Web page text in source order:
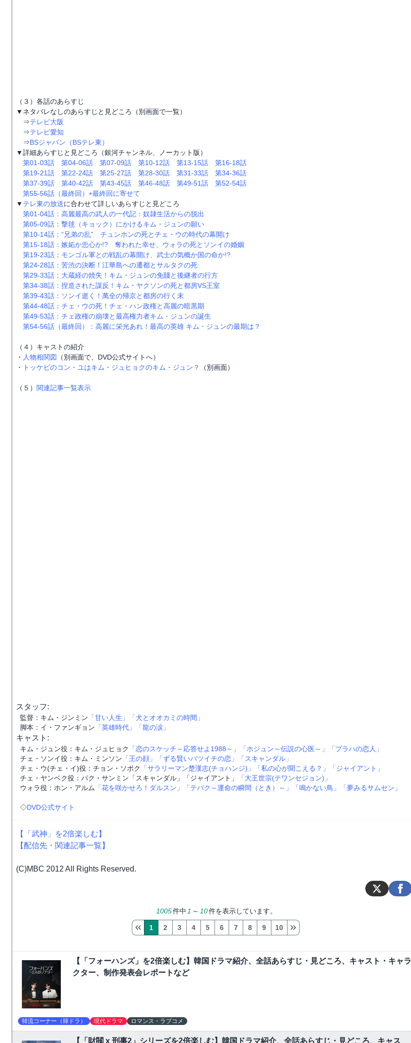
（３）各話のあらすじ
▼ネタバレなしのあらすじと見どころ（別画面で一覧）
⇒テレビ大阪
⇒テレビ愛知
⇒BSジャパン（BSテレ東）
▼詳細あらすじと見どころ（銀河チャンネル、ノーカット版）
第01-03話
第04-06話 第07-09話 第10-12話 第13-15話
第16-18話
第19-21話
第22-24話 第25-27話 第28-30話 第31-33話
第34-36話
第37-39話
第40-42話 第43-45話 第46-48話 第49-51話
第52-54話
第55-56話（最終回）+最終回に寄せて
▼ テレ東の放送に合わせて詳しいあらすじと見どころ
第01‐04話：高麗最高の武人の一代記：奴隷生活からの脱出
第05-09話：撃毬（キョック）にかけるキム・ジュンの願い
第10-14話：“兄弟の乱” チュンホンの死とチェ・ウの時代の幕開け
第15-18話：嫉妬か忠心か!? 奪われた幸せ、ウォラの死とソンイの婚姻
第19-23話：モンゴル軍との戦乱の幕開け、武士の気概か国の命か!?
第24-28話：苦渋の決断！江華島への遷都とサルタクの死
第29-33話：大蔵経の焼失！キム・ジュンの免賤と後継者の行方
第34-38話：捏造された謀反！キム・ヤクソンの死と都房VS王室
第39-43話：ソンイ逝く！萬全の帰京と都房の行く末
第44-48話：チェ・ウの死！チェ・ハン政権と高麗の暗黒期
第49-53話：チェ政権の崩壊と最高権力者キム・ジュンの誕生
第54-56話（最終回）：高麗に栄光あれ！最高の英雄 キム・ジュンの最期は？
（４）キャストの紹介
・ 人物相関図
（別画面で、DVD公式サイトへ）
・
トッケビのコン・ユはキム・ジュヒョクのキム・ジュン？ （別画面）
（５） 関連記事一覧表示
スタッフ:
監督：キム・ジンミン 「甘い人生」
「犬とオオカミの時間」
脚本：イ・ファンギョン 「英雄時代」 「龍の涙」
キャスト:
キム・ジュン役：キム・ジュヒョク 「恋のスケッチ～応答せよ1988～」 「ホジュン～伝説の心医～」
「プラハの恋人」
チェ・ソンイ役：キム・ミンソン 「王の顔」 「ずる賢いバツイチの恋」
「スキャンダル」
チェ・ウ(チェ・イ)役：チョン・ソボク
「サラリーマン楚漢志(チョハンジ)」 「私の心が聞こえる？」
「ジャイアント」
チェ・ヤンベク役：パク・サンミン「スキャンダル」「ジャイアント」
「大王世宗(テワンセジョン)」
ウォラ役：ホン・アルム
「花を咲かせろ！ダルスン」 「テバク～運命の瞬間（とき）～」 「鳴かない鳥」 「夢みるサムセン」
◇DVD公式サイト
【「武神」を2倍楽しむ】
【配信先・関連記事一覧】
(C)MBC 2012 All Rights Reserved.
1005件中 1 ～ 10件を表示しています。
1 2 3 4 5 6 7 8 9 10
【「フォーハンズ」を2倍楽しむ】韓国ドラマ紹介、全話あらすじ・見どころ、キャスト・キャラ
クター、制作発表会レポートなど
韓流コーナー（韓ドラ） 現代ドラマ ロマンス・ラブコメ
【「財閥 x 刑事2」シリーズを2倍楽しむ】韓国ドラマ紹介、全話あらすじ・見どころ、キャス